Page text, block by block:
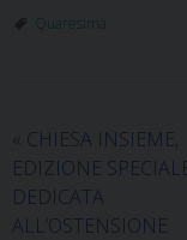
Quaresima
« CHIESA INSIEME,
EDIZIONE
DEDICATA
ALL’OSTENSIONE